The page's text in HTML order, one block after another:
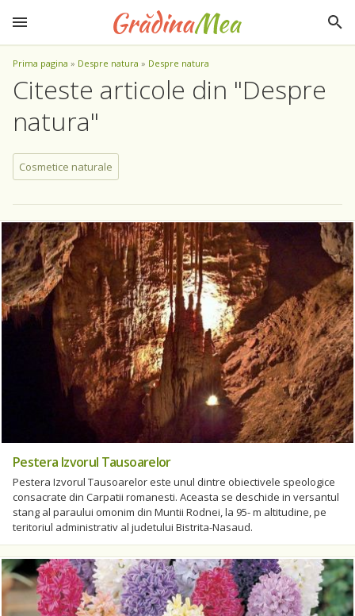
Prima pagina » Despre natura » Despre natura
Citeste articole din "Despre
natura"
Cosmetice naturale
Pestera Izvorul Tausoarelor
Pestera Izvorul Tausoarelor este unul dintre obiectivele speologice
consacrate din Carpatii romanesti. Aceasta se deschide in versantul
stang al paraului omonim din Muntii Rodnei, la 95- m altitudine, pe
teritoriul administrativ al judetului Bistrita-Nasaud.